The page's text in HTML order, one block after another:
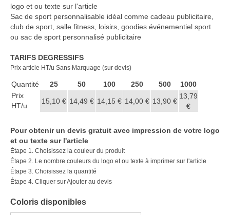
logo et ou texte sur l'article
Sac de sport personnalisable idéal comme cadeau publicitaire,
club de sport, salle fitness, loisirs, goodies événementiel sport
ou sac de sport personnalisé publicitaire
TARIFS DEGRESSIFS
Prix article HT/u Sans Marquage (sur devis)
Quantité 25 50 100 250 500
1000
Prix
HT/u
15,10 € 14,49 € 14,15 € 14,00 € 13,90 €
13,79
€
Pour obtenir un devis gratuit avec impression de votre logo
et ou texte sur l'article
Étape 1. Choisissez la couleur du produit
Étape 2. Le nombre couleurs du logo et ou texte à imprimer sur l'article
Étape 3. Choisissez la quantité
Étape 4. Cliquer sur Ajouter au devis
Coloris disponibles